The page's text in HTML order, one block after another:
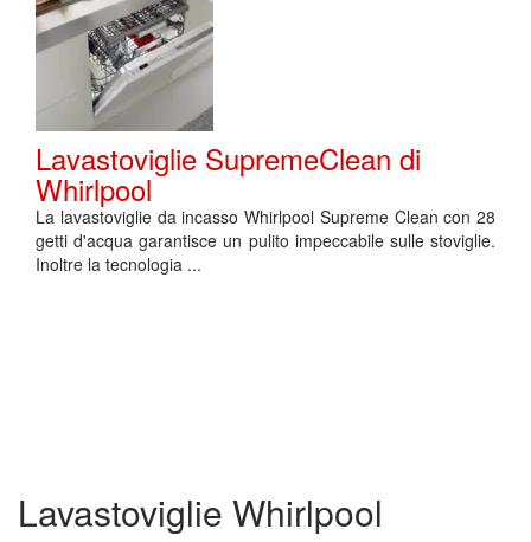
Lavastoviglie SupremeClean di
Whirlpool
La lavastoviglie da incasso Whirlpool Supreme Clean con 28
getti d'acqua garantisce un pulito impeccabile sulle stoviglie.
Inoltre la tecnologia ...
Lavastoviglie Whirlpool